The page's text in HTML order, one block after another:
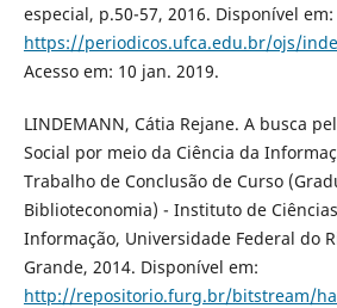
especial, p.50-57, 2016. Disponível em:
https://periodicos.ufca.edu.br/ojs/
Acesso em: 10 jan. 2019.
LINDEMANN, Cátia Rejane. A busca
Social por meio da Ciência da
Trabalho de Conclusão de Curso
Biblioteconomia) - Instituto de
Informação, Universidade Federal do
Grande, 2014. Disponível em:
http://repositorio.furg.br/bitstream/